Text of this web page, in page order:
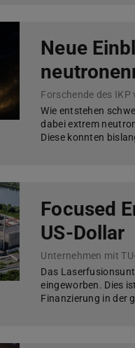
Neue
Wie entstehen
dabei extrem
Diese konnten
Focused
US-Dollar
Das
eingeworben. Dies
Finanzierung in der